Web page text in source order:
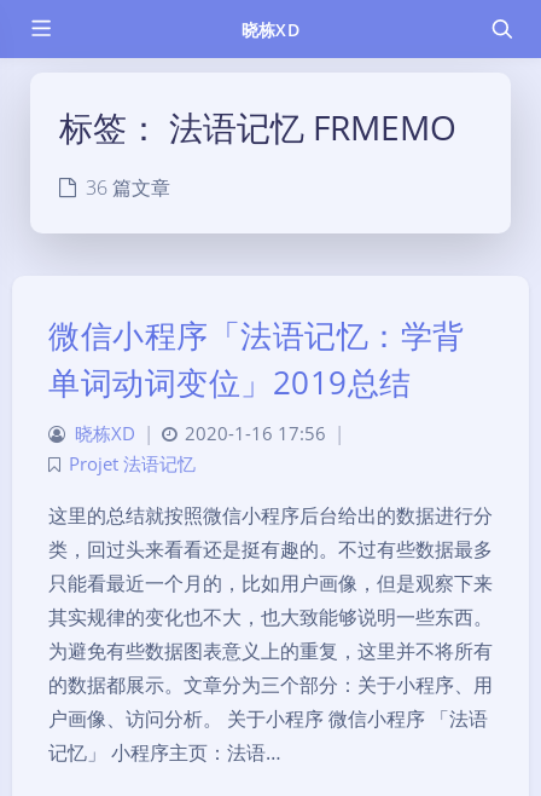
晓栋XD
标签： 法语记忆 FRMEMO
36 篇文章
微信小程序「法语记忆：学背
单词动词变位」2019总结
晓栋XD | 2020-1-16 17:56 |
Projet 法语记忆
这里的总结就按照微信小程序后台给出的数据进行分
类，回过头来看看还是挺有趣的。不过有些数据最多
只能看最近一个月的，比如用户画像，但是观察下来
其实规律的变化也不大，也大致能够说明一些东西。
为避免有些数据图表意义上的重复，这里并不将所有
的数据都展示。文章分为三个部分：关于小程序、用
户画像、访问分析。 关于小程序 微信小程序 「法语
记忆」 小程序主页：法语…